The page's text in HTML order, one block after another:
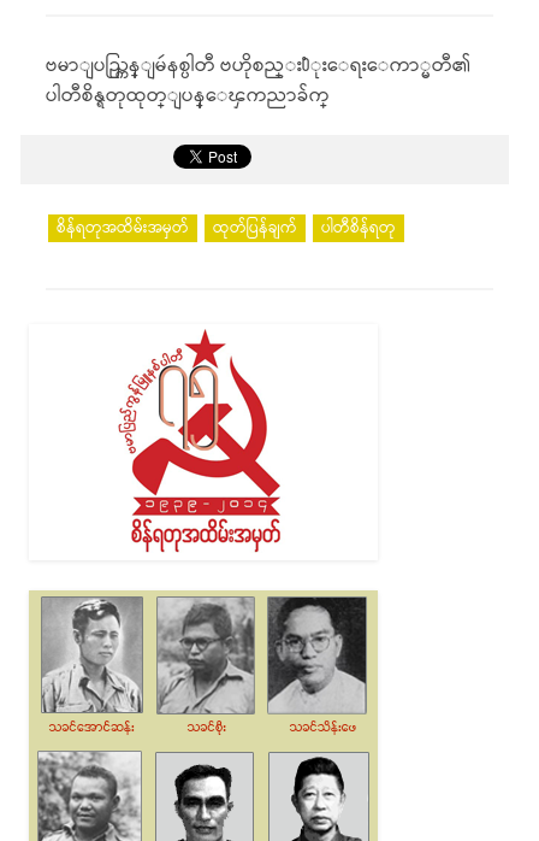
ဗမာျပည္ကြန္ျမဴနစ္ပါတီ ဗဟိုစည္း႐ံုးေရးေကာ္မတီ၏
ပါတီစိန္ရတုထုတ္ျပန္ေၾကညာခ်က္
စိန်ရတုအထိမ်းအမှတ် ထုတ်ပြန်ချက် ပါတီစိန်ရတု